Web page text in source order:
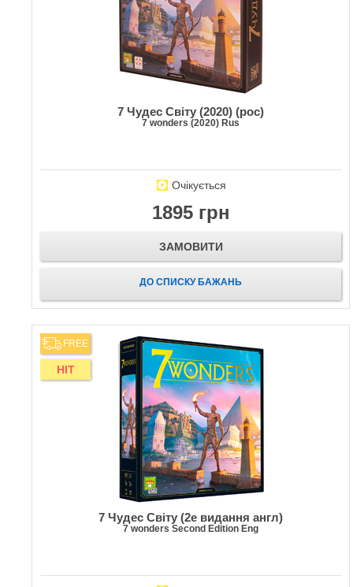
7 Чудес Світу (2020) (рос)
7 wonders (2020) Rus
Очікується
1895 грн
ЗАМОВИТИ
ДО СПИСКУ БАЖАНЬ
FREE
HIT
7 Чудес Світу (2е видання англ)
7 wonders Second Edition Eng